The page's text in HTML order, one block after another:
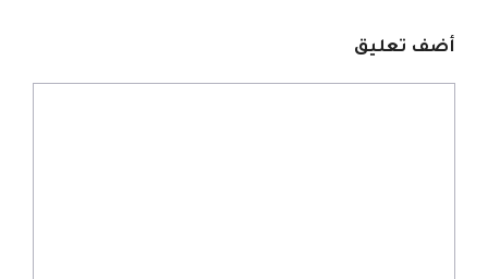
أضف تعليق